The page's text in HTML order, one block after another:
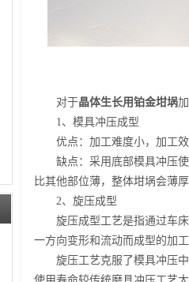
对于晶体生长用铂金坩埚
1、模具冲压成型
优点：加工难度小，加工效
缺点：采用底部模具冲压使
比其他部位薄，整体坩埚会薄
2、旋压成型
旋压成型工艺是指通过车床
一方向变形和流动而成型的加
旋压工艺克服了模具冲压中